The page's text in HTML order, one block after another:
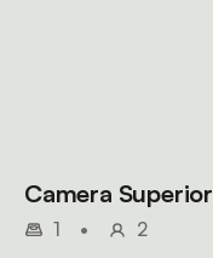
Camera Superior
1 •
2